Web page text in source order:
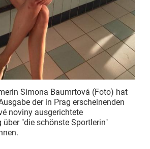
Simona Baumrtová (Foto) hat
der in Prag erscheinenden
noviny ausgerichtete
"die schönste Sportlerin"